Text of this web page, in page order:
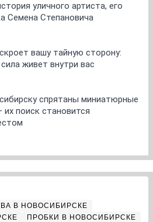
уличного артиста, его
Семена Степановича
вашу тайную сторону:
живет внутри вас
спрятаны миниатюрные
поиск становится
В НОВОСИБИРСКЕ
ПРОБКИ В НОВОСИБИРСКЕ